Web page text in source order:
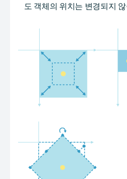
도 객체의 위치는 변경되지 않